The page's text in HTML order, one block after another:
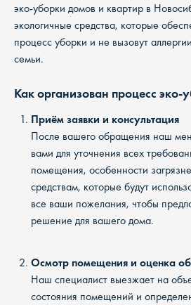
эко-уборки домов и квартир в
экологичные средства, которые
процесс уборки и не вызовут
семьи.
Как организован процесс эко-
Приём заявки и консультация
После вашего обращения наш
вами для уточнения всех
помещения, особенности
средствам, которые будут
все ваши пожелания, чтобы
решение для вашего дома.
Осмотр помещения и оценка
Наш специалист выезжает на
состояния помещений и